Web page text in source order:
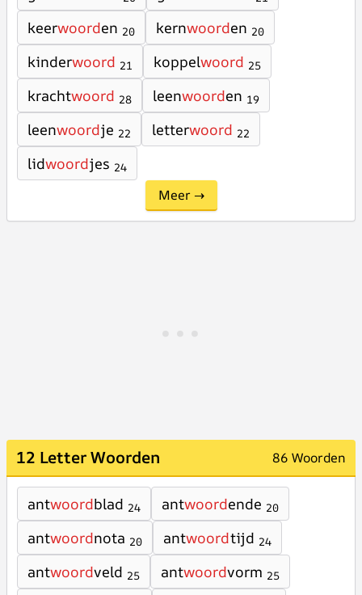
keerwoorden 20 kernwoorden 20
kinderwoord 21 koppelwoord 25
krachtwoord 28 leenwoorden 19
leenwoordje 22 letterwoord 22
lidwoordjes 24
Meer →
12 Letter Woorden 86 Woorden
antwoordblad 24 antwoordende 20
antwoordnota 20 antwoordtijd 24
antwoordveld 25 antwoordvorm 25